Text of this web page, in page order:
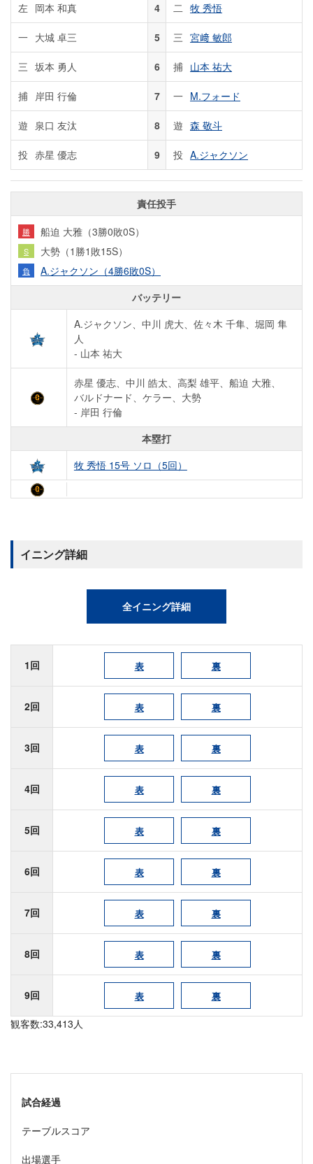
左 岡本 和真 4 二 牧 秀悟
一 大城 卓三 5 三 宮﨑 敏郎
三 坂本 勇人 6 捕 山本 祐大
捕 岸田 行倫 7 一 M.フォード
遊 泉口 友汰 8 遊 森 敬斗
投 赤星 優志 9 投 A.ジャクソン
責任投手
勝 船迫 大雅（3勝0敗0S）
S 大勢（1勝1敗15S）
負
A.ジャクソン（4勝6敗0S）
バッテリー
A.ジャクソン、中川 虎大、佐々木 千隼、堀岡 隼
人
- 山本 祐大
赤星 優志、中川 皓太、高梨 雄平、船迫 大雅、
バルドナード、ケラー、大勢
- 岸田 行倫
本塁打
牧 秀悟 15号 ソロ（5回）
イニング詳細
全イニング詳細
1回 表 裏
2回 表 裏
3回 表 裏
4回 表 裏
5回 表 裏
6回 表 裏
7回 表 裏
8回 表 裏
9回 表 裏
観客数:33,413人
試合経過
テーブルスコア
出場選手